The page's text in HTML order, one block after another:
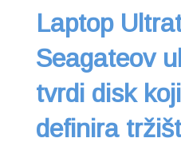
Laptop
Seagateov
tvrdi disk
definira